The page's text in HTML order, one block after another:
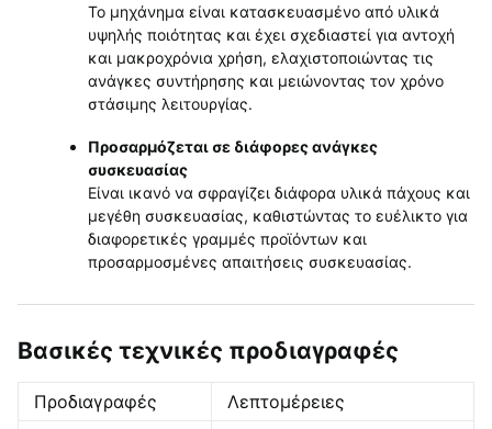
Το μηχάνημα είναι κατασκευασμένο από υλικά
υψηλής ποιότητας και έχει σχεδιαστεί για αντοχή
και μακροχρόνια χρήση, ελαχιστοποιώντας τις
ανάγκες συντήρησης και μειώνοντας τον χρόνο
στάσιμης λειτουργίας.
Προσαρμόζεται σε διάφορες ανάγκες
συσκευασίας
Είναι ικανό να σφραγίζει διάφορα υλικά πάχους και
μεγέθη συσκευασίας, καθιστώντας το ευέλικτο για
διαφορετικές γραμμές προϊόντων και
προσαρμοσμένες απαιτήσεις συσκευασίας.
Βασικές τεχνικές προδιαγραφές
Προδιαγραφές Λεπτομέρειες